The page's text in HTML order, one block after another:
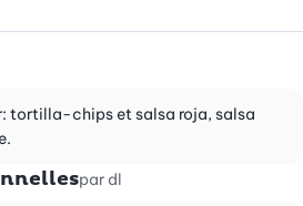
tortilla-chips et salsa roja, salsa
par dl